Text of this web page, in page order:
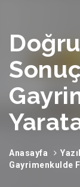
Anasayfa
Gayrimenkulde